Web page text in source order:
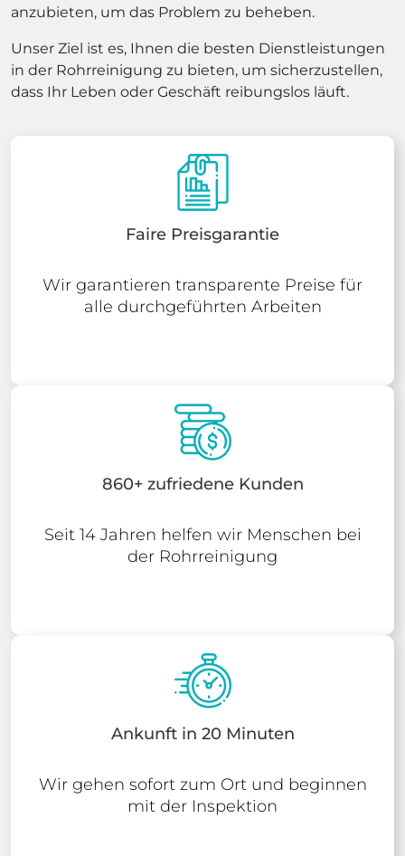
anzubieten, um das Problem zu beheben.
Unser Ziel ist es, Ihnen die besten Dienstleistungen
in der Rohrreinigung zu bieten, um sicherzustellen,
dass Ihr Leben oder Geschäft reibungslos läuft.
Faire Preisgarantie
Wir garantieren transparente Preise für
alle durchgeführten Arbeiten
860+ zufriedene Kunden
Seit 14 Jahren helfen wir Menschen bei
der Rohrreinigung
Ankunft in 20 Minuten
Wir gehen sofort zum Ort und beginnen
mit der Inspektion